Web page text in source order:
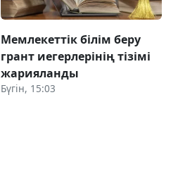
Мемлекеттік білім беру
грант иегерлерінің тізімі
жарияланды
Бүгін, 15:03